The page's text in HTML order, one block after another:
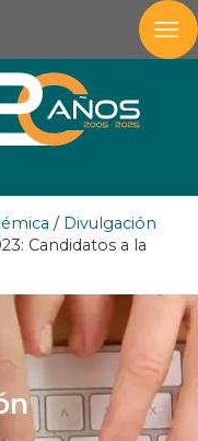
/ Divulgación
Candidatos a la